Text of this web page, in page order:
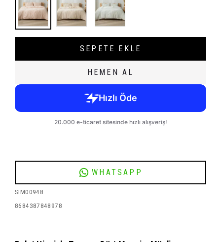
SEPETE EKLE
HEMEN AL
WHATSAPP
SIM00948
8684387848978